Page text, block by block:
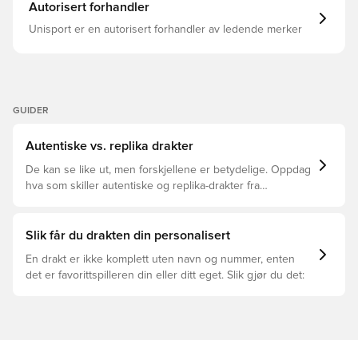
Autorisert forhandler
Unisport er en autorisert forhandler av ledende merker
GUIDER
Autentiske vs. replika drakter
De kan se like ut, men forskjellene er betydelige. Oppdag
hva som skiller autentiske og replika-drakter fra
Slik får du drakten din personalisert
En drakt er ikke komplett uten navn og nummer, enten
det er favorittspilleren din eller ditt eget. Slik gjør du det: